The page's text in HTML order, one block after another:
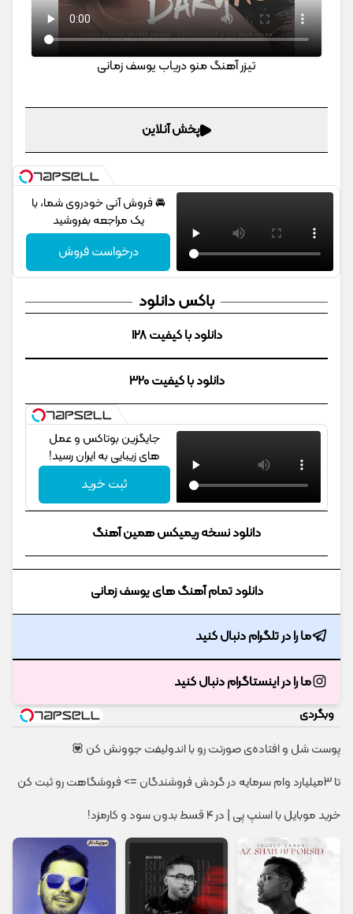
تیزر آهنگ منو دریاب یوسف زمانی
پخش آنلاین
🚘 فروش آنی خودروی شما، با
یک مراجعه بفروشید
درخواست فروش
باکس دانلود
دانلود با کیفیت 128
دانلود با کیفیت 320
جایگزین بوتاکس و عمل
های زیبایی به ایران رسید!
ثبت خرید
دانلود نسخه ریمیکس همین آهنگ
دانلود تمام آهنگ های یوسف زمانی
ما را در تلگرام دنبال کنید
ما را در اینستاگرام دنبال کنید
وبگردی
پوست شل و افتاده‌ی صورتت رو با اندولیفت جوونش کن 💟
تا 3میلیارد وام سرمایه در گردش فروشندگان => فروشگاهت رو ثبت کن
خرید موبایل با اسنپ پی | در ۴ قسط بدون سود و کارمزد!